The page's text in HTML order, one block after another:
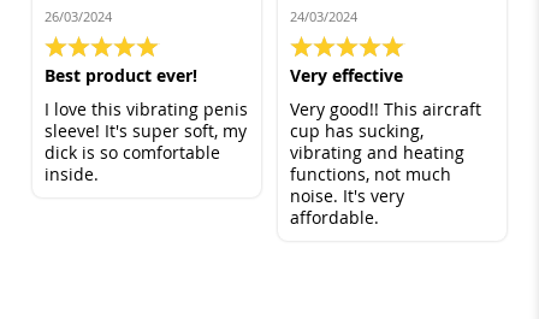
26/03/2024
100%
Best product ever!
I love this vibrating penis
sleeve! It's super soft, my
dick is so comfortable
inside.
24/03/2024
100%
Very effective
Very good!! This aircraft
cup has sucking,
vibrating and heating
functions, not much
noise. It's very
affordable.